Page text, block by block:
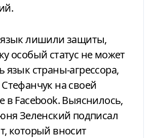
особый статус не может
язык страны-агрессора,
Стефанчук на своей
в Facebook. Выяснилось,
Зеленский подписал
который вносит